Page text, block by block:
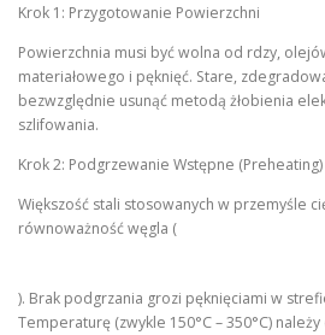
Krok 1: Przygotowanie Powierzchni
Powierzchnia musi być wolna od rdzy,
materiałowego i pęknięć. Stare,
bezwzględnie usunąć metodą żłobienia
szlifowania.
Krok 2: Podgrzewanie Wstępne (Preheating)
Większość stali stosowanych w przemyśle
równoważność węgla (
). Brak podgrzania grozi pęknięciami w
Temperaturę (zwykle 150°C – 350°C)